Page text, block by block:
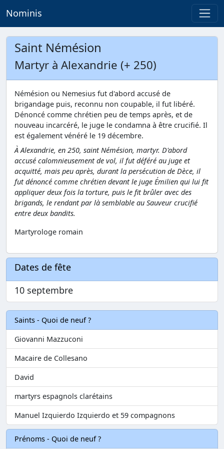
Nominis
Saint Némésion
Martyr à Alexandrie (+ 250)
Némésion ou Nemesius fut d'abord accusé de
brigandage puis, reconnu non coupable, il fut libéré.
Dénoncé comme chrétien peu de temps après, et de
nouveau incarcéré, le juge le condamna à être crucifié. Il
est également vénéré le 19 décembre.
À Alexandrie, en 250, saint Némésion, martyr. D'abord
accusé calomnieusement de vol, il fut déféré au juge et
acquitté, mais peu après, durant la persécution de Dèce, il
fut dénoncé comme chrétien devant le juge Émilien qui lui fit
appliquer deux fois la torture, puis le fit brûler avec des
brigands, le rendant par là semblable au Sauveur crucifié
entre deux bandits.
Martyrologe romain
Dates de fête
10 septembre
Saints - Quoi de neuf ?
Giovanni Mazzuconi
Macaire de Collesano
David
martyrs espagnols clarétains
Manuel Izquierdo Izquierdo et 59 compagnons
Prénoms - Quoi de neuf ?